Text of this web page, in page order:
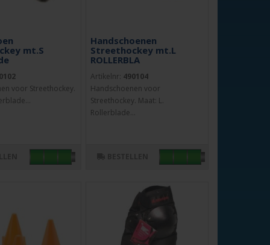
mt.S
voor Streethockey.
Handschoenen
Streethockey mt.L
ROLLERBLA
Artikelnr: 490104
Handschoenen voor
Streethockey. Maat: L.
Rollerblade...